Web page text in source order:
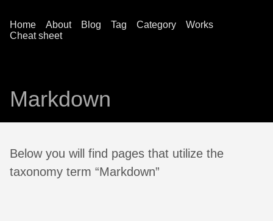
Home About Blog Tag Category
Works
Cheat sheet
Markdown
Below you will find pages that utilize the
taxonomy term “Markdown”